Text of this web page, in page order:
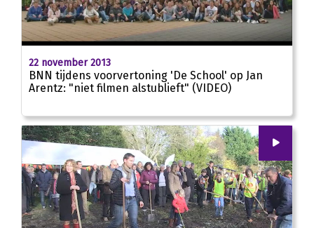
22 november 2013
BNN tijdens voorvertoning 'De School' op Jan
Arentz: "niet filmen alstublieft" (VIDEO)
00:00